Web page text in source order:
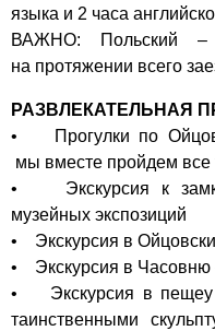
языка и 2 часа
ВАЖНО: Польский –
на протяжении всего
РАЗВЛЕКАТЕЛЬНАЯ
• Прогулки по
мы вместе пройдем все
• Экскурсия к
музейных экспозиций
• Экскурсия в
• Экскурсия в Часовню
• Экскурсия в пещеу
таинственными